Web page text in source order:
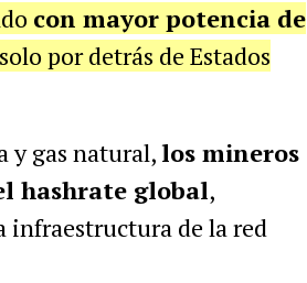
con mayor potencia de
por detrás de Estados
y gas natural,los mineros
hashrate global,
infraestructura de la red